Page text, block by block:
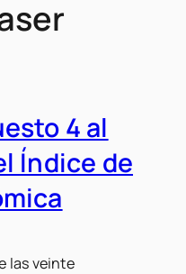
4 al
Índice de
las veinte